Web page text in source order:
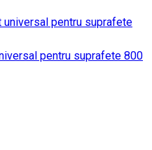
pentru suprafete 800